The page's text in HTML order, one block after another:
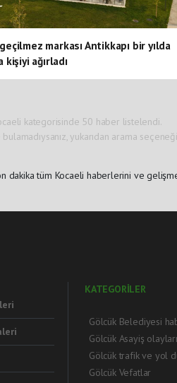
markası Antikkapı bir yılda
ağırladı
kategorisinde 50 haber listelendi.
bulamadıysanız, yukarıdan arama
dakika tüm Kocaeli haberlerini ve
KATEGORİLER
Gölcük Belediyesi
Gölcük Asayiş olayları
Gölcük trafik ve yol
Gölcük Vefatlar